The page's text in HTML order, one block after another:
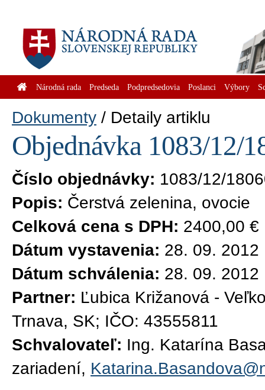
Národná rada Predseda Podpredsedovia Poslanci Výbory
Dokumenty Detaily artiklu
Objednávka 1083/12/
Číslo objednávky: 1083/12/
Popis: Čerstvá zelenina, ovocie
Celková cena s DPH: 2400,00 €
Dátum vystavenia: 28. 09. 2012
Dátum schválenia: 28. 09. 2012
Partner: Ľubica Križanová -
Trnava, SK; IČO: 43555811
Schvalovateľ: Ing. Katarína
zariadení,